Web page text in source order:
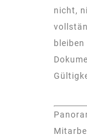
nicht,
bleiben